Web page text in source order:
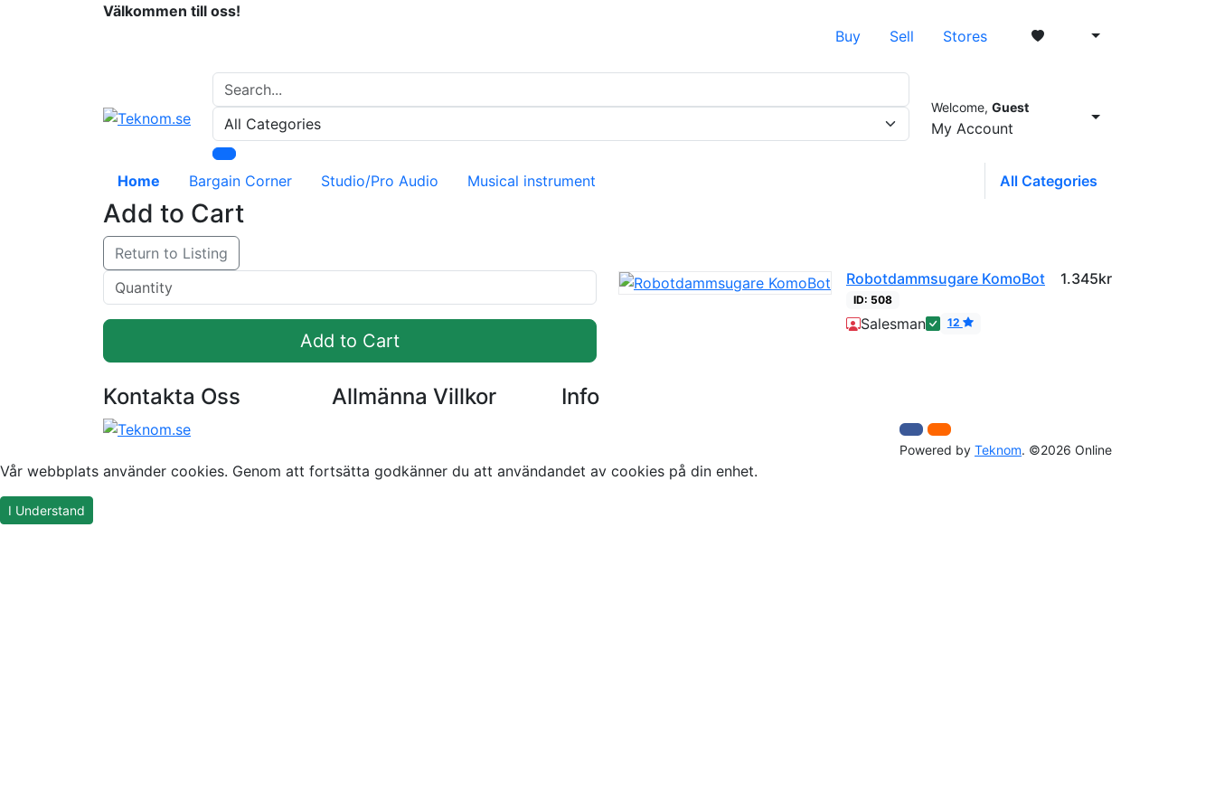
Välkommen till oss!
Buy
Sell Stores
Welcome, Guest
My Account
Home Bargain Corner Studio/Pro Audio Musical instrument All Categories
Add to Cart
Return to Listing
Add to Cart
Robotdammsugare KomoBot 1.345kr
ID: 508
Salesman 12
Kontakta Oss Allmänna Villkor Info
Powered by Teknom. ©2026 Online
Vår webbplats använder cookies. Genom att fortsätta godkänner du att användandet av cookies på din enhet.
I Understand